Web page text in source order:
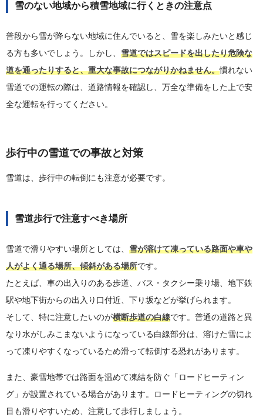
雪のない地域から積雪地域に行くときの注意点
普段から雪が降らない地域に住んでいると、雪を楽しみたいと感じ
る方も多いでしょう。しかし、 雪道ではスピードを出したり危険な
道を通ったりすると、重大な事故につながりかねません。慣れない
雪道での運転の際は、道路情報を確認し、万全な準備をした上で安
全な運転を行ってください。
歩行中の雪道での事故と対策
雪道は、歩行中の転倒にも注意が必要です。
雪道歩行で注意すべき場所
雪道で滑りやすい場所としては、 雪が溶けて凍っている路面や車や
人がよく通る場所、傾斜がある場所です。
たとえば、車の出入りのある歩道、バス・タクシー乗り場、地下鉄
駅や地下街からの出入り口付近、下り坂などが挙げられます。
そして、特に注意したいのが横断歩道の白線です。普通の道路と異
なり水がしみこまないようになっている白線部分は、溶けた雪によ
って凍りやすくなっているため滑って転倒する恐れがあります。
また、豪雪地帯では路面を温めて凍結を防ぐ「ロードヒーティン
グ」が設置されている場合があります。ロードヒーティングの切れ
目も滑りやすいため、注意して歩行しましょう。